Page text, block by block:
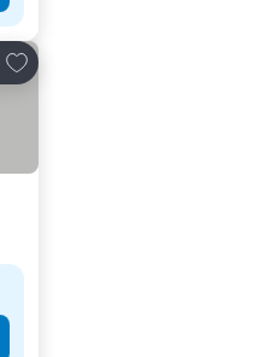
Adicionar aos favoritos